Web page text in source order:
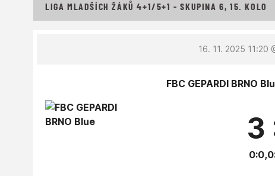
LIGA MLADŠÍCH ŽÁKŮ 4+1/5+1 - SKUPINA 6, 15. KOLO
16. 11. 2025 11:20
FBC GEPARDI BRNO
3